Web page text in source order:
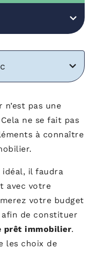
pas une
ne se fait pas
à connaître
il faudra
avec votre
votre budget
de constituer
prêt immobilier.
les choix de